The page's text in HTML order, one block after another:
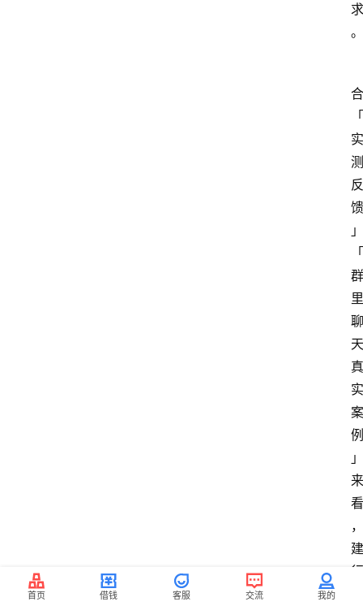
求
。
合
「
实
测
反
馈
」
「
群
里
聊
天
真
实
案
例
」
来
看
，
建
行
首页 借钱 客服 交流 我的